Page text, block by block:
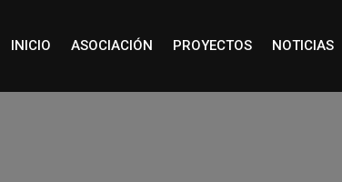
INICIO ASOCIACIÓN PROYECTOS NOTICIAS